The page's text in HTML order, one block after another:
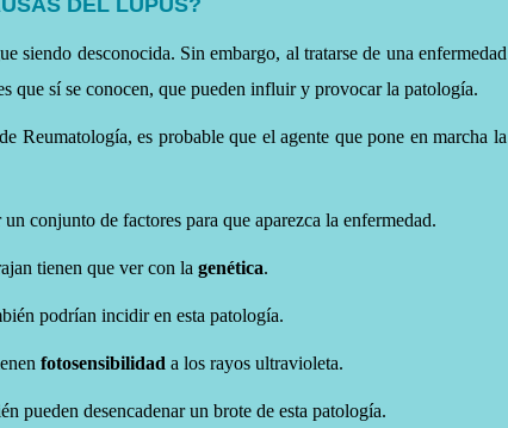
siendo desconocida. Sin embargo, al tratarse de una enfermedad
que sí se conocen, que pueden influir y provocar la patología.
Reumatología, es probable que el agente que pone en marcha la
conjunto de factores para que aparezca la enfermedad.
tienen que ver con lagenética.
podrían incidir en esta patología.
fotosensibilidad a los rayos ultravioleta.
pueden desencadenar un brote de esta patología.